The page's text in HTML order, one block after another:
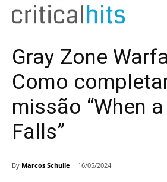
Gray Zone
Como
missão “When
Falls”
By Marcos Schulle 16/05/2024